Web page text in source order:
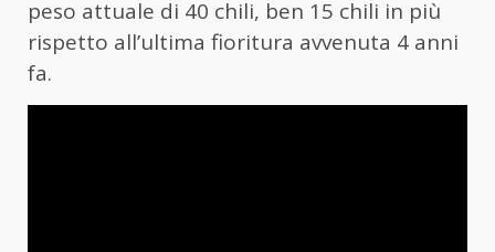
peso attuale di 40 chili, ben 15 chili in più
rispetto all’ultima fioritura avvenuta 4 anni
fa.